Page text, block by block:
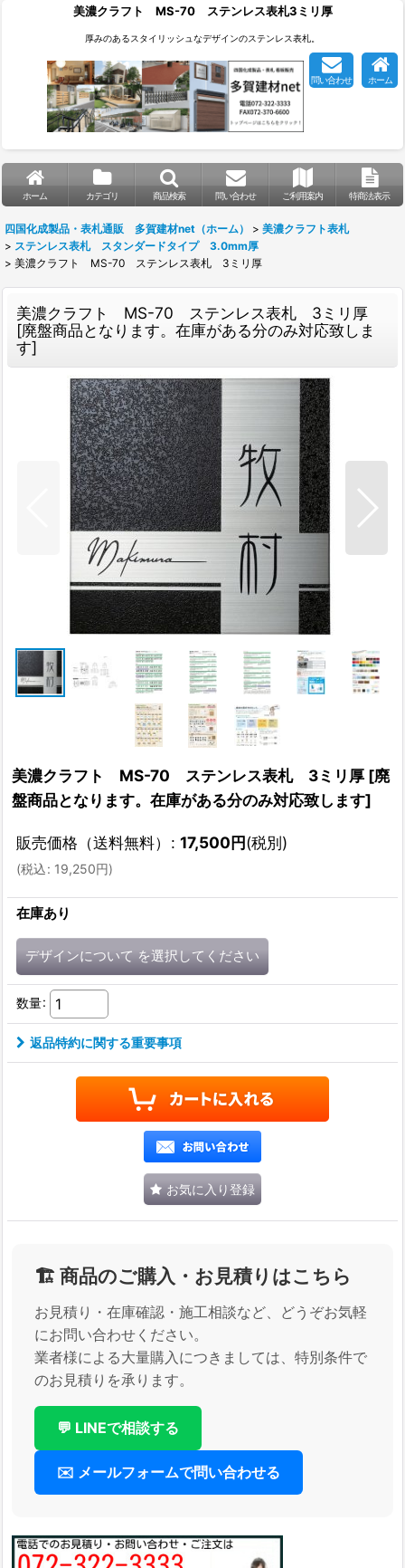
美濃クラフト MS-70 ステンレス表札3ミリ厚
厚みのあるスタイリッシュなデザインのステンレス表札。
問い合わせ ホーム
ホーム カテゴリ 商品検索 問い合わせ ご利用案内 特商法表示
四国化成製品・表札通販 多賀建材net（ホーム） > 美濃クラフト表札
> ステンレス表札 スタンダードタイプ 3.0mm厚
> 美濃クラフト MS-70 ステンレス表札 3ミリ厚
美濃クラフト MS-70 ステンレス表札 3ミリ厚
[廃盤商品となります。在庫がある分のみ対応致しま
す]
美濃クラフト MS-70 ステンレス表札 3ミリ厚 [廃
盤商品となります。在庫がある分のみ対応致します]
販売価格（送料無料） : 17,500円(税別)
(税込: 19,250円)
在庫あり
デザインについて を選択してください
数量:
返品特約に関する重要事項
お気に入り登録
🏗️ 商品のご購入・お見積りはこちら
お見積り・在庫確認・施工相談など、どうぞお気軽
にお問い合わせください。
業者様による大量購入につきましては、特別条件で
のお見積りを承ります。
💬 LINEで相談する
✉️ メールフォームで問い合わせる